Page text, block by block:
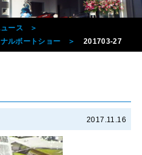
ース
ルボートショー
201703-27
2017.11.16